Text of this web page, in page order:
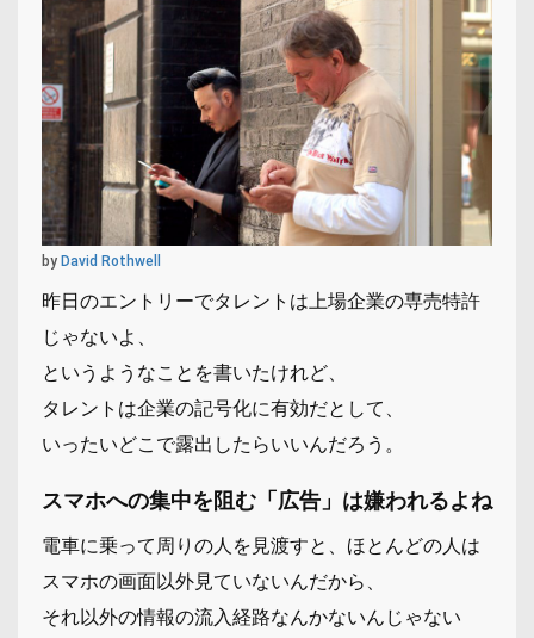
by David Rothwell
昨日のエントリーでタレントは上場企業の専売特許
じゃないよ、
というようなことを書いたけれど、
タレントは企業の記号化に有効だとして、
いったいどこで露出したらいいんだろう。
スマホへの集中を阻む「広告」は嫌われるよね
電車に乗って周りの人を見渡すと、ほとんどの人は
スマホの画面以外見ていないんだから、
それ以外の情報の流入経路なんかないんじゃない